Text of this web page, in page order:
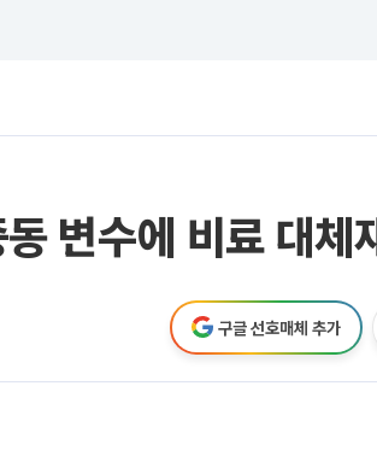
변수에 비료 대체
구글 선호매체 추가